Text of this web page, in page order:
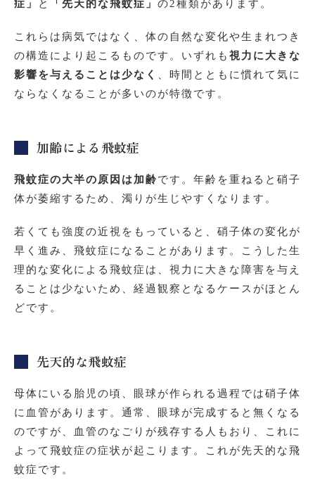
症」 と 「先天的な飛蚊症」 の2種類があります。
これらは病気ではなく、体の自然な変化や生まれつき
の構造により起こるものです。いずれも 視力に大きな
影響を与えることは少なく
、時間とともに慣れて気に
ならなくなることが多いのが特徴です。
加齢による飛蚊症
飛蚊症の大半の原因は加齢です。年齢を重ねると硝子
体が萎縮するため、濁りが生じやすくなります。
若くても強度の近視をもっていると、硝子体の変化が
早く進み、飛蚊症になることがあります。こうした生
理的な変化による飛蚊症は、視力に大きな障害を与え
ることは少ないため、経過観察となるケースがほとん
どです。
先天的な飛蚊症
母体にいる胎児の頃、眼球が作られる過程では硝子体
に血管があります。通常、眼球が完成すると無くなる
のですが、血管のなごりが残存する人もおり、これに
よって飛蚊症の症状が起こります。これが先天的な飛
蚊症です。